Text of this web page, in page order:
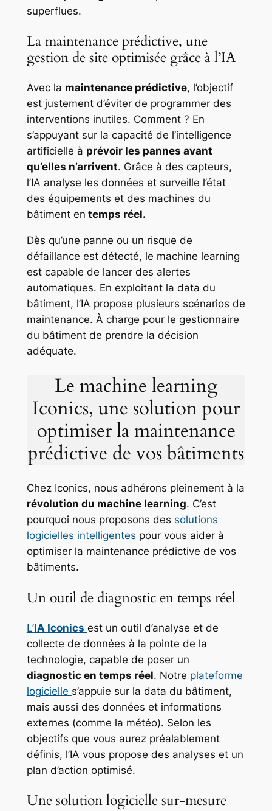
superflues.
La maintenance prédictive, une
gestion de site optimisée grâce à l’IA
Avec la maintenance prédictive, l’objectif
est justement d’éviter de programmer des
interventions inutiles. Comment ? En
s’appuyant sur la capacité de l’intelligence
artificielle à prévoir les pannes avant
qu’elles n’arrivent. Grâce à des capteurs,
l’IA analyse les données et surveille l’état
des équipements et des machines du
bâtiment en temps réel.
Dès qu’une panne ou un risque de
défaillance est détecté, le machine learning
est capable de lancer des alertes
automatiques. En exploitant la data du
bâtiment, l’IA propose plusieurs scénarios de
maintenance. À charge pour le gestionnaire
du bâtiment de prendre la décision
adéquate.
Le machine learning
Iconics, une solution pour
optimiser la maintenance
prédictive de vos bâtiments
Chez Iconics, nous adhérons pleinement à la
révolution du machine learning. C’est
pourquoi nous proposons des solutions
logicielles intelligentes pour vous aider à
optimiser la maintenance prédictive de vos
bâtiments.
Un outil de diagnostic en temps réel
L’IA Iconics est un outil d’analyse et de
collecte de données à la pointe de la
technologie, capable de poser un
diagnostic en temps réel. Notre plateforme
logicielle s’appuie sur la data du bâtiment,
mais aussi des données et informations
externes (comme la météo). Selon les
objectifs que vous aurez préalablement
définis, l’IA vous propose des analyses et un
plan d’action optimisé.
Une solution logicielle sur-mesure